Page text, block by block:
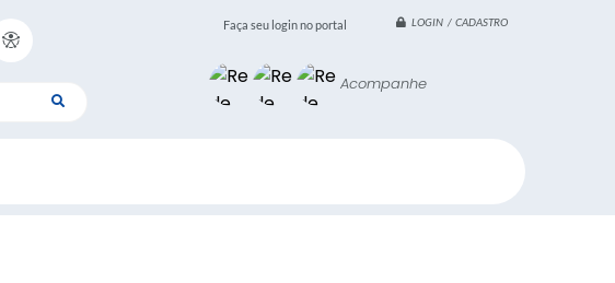
Faça seu login no portal LOGIN / CADASTRO
Acompanhe